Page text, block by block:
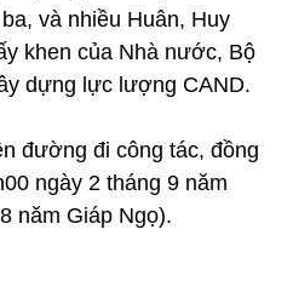
và nhiều Huân, Huy
khen của Nhà nước, Bộ
dựng lực lượng CAND.
đường đi công tác, đồng
ngày 2 tháng 9 năm
năm Giáp Ngọ).